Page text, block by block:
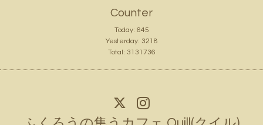
Counter
Today: 645
Yesterday: 3218
Total: 3131736